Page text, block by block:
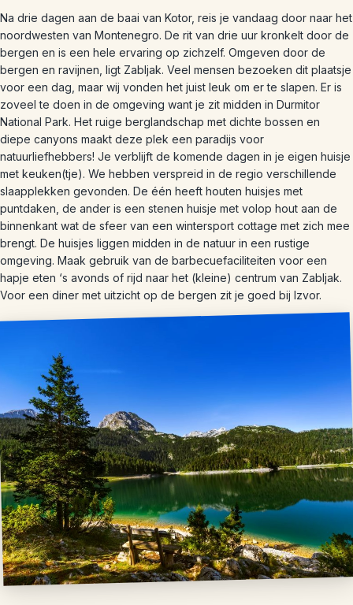
Na drie dagen aan de baai van Kotor, reis je vandaag door naar het
noordwesten van Montenegro. De rit van drie uur kronkelt door de
bergen en is een hele ervaring op zichzelf. Omgeven door de
bergen en ravijnen, ligt Zabljak. Veel mensen bezoeken dit plaatsje
voor een dag, maar wij vonden het juist leuk om er te slapen. Er is
zoveel te doen in de omgeving want je zit midden in Durmitor
National Park. Het ruige berglandschap met dichte bossen en
diepe canyons maakt deze plek een paradijs voor
natuurliefhebbers! Je verblijft de komende dagen in je eigen huisje
met keuken(tje). We hebben verspreid in de regio verschillende
slaapplekken gevonden. De één heeft houten huisjes met
puntdaken, de ander is een stenen huisje met volop hout aan de
binnenkant wat de sfeer van een wintersport cottage met zich mee
brengt. De huisjes liggen midden in de natuur in een rustige
omgeving. Maak gebruik van de barbecuefaciliteiten voor een
hapje eten ‘s avonds of rijd naar het (kleine) centrum van Zabljak.
Voor een diner met uitzicht op de bergen zit je goed bij Izvor.